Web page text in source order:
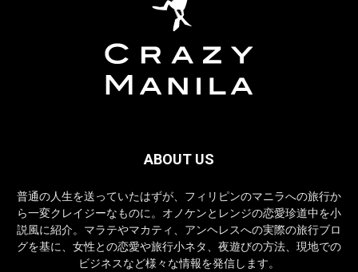
ABOUT US
普通の人生を送っていたはずが、フィリピンのマニラへの旅行か
ら一変クレイジーなものに。オノケンとレンジの恋愛珍道中を小
説風に紹介。マラテやマカティ、アンヘレスへの実際の旅行ブロ
グを基に、女性との恋愛や旅行小ネタ、夜遊びの方法、現地での
ビジネスなど様々な情報を発信します。